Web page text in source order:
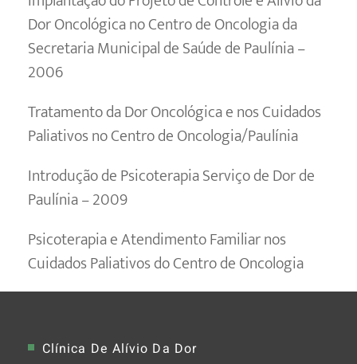
Dor Oncológica no Centro de Oncologia da
Secretaria Municipal de Saúde de Paulínia –
2006
Tratamento da Dor Oncológica e nos Cuidados
Paliativos no Centro de Oncologia/Paulínia
Introdução de Psicoterapia Serviço de Dor de
Paulínia – 2009
Psicoterapia e Atendimento Familiar nos
Cuidados Paliativos do Centro de Oncologia
Clínica De Alívio Da Dor